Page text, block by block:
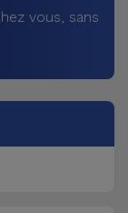
vous, sans